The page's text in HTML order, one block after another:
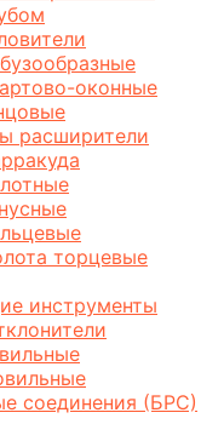
оконные
расширители
торцевые
инструменты
соединения (БРС)